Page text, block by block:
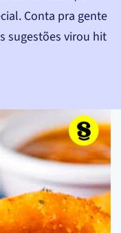
Conta pra gente
sugestões virou hit